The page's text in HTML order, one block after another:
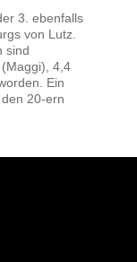
3. ebenfalls
von Lutz.
sind
4,4
Ein
20-ern